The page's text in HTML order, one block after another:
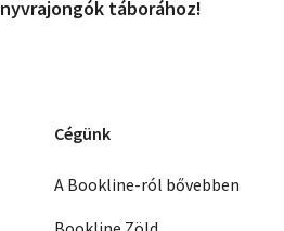
táborához!
Cégünk
A Bookline-ról bővebben